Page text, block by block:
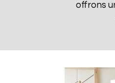
offrons